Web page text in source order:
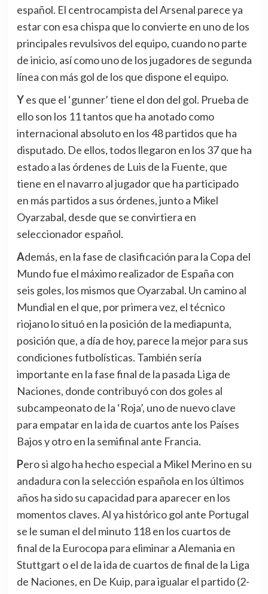
español. El centrocampista del Arsenal parece ya
estar con esa chispa que lo convierte en uno de los
principales revulsivos del equipo, cuando no parte
de inicio, así como uno de los jugadores de segunda
línea con más gol de los que dispone el equipo.
Y es que el ‘gunner’ tiene el don del gol. Prueba de
ello son los 11 tantos que ha anotado como
internacional absoluto en los 48 partidos que ha
disputado. De ellos, todos llegaron en los 37 que ha
estado a las órdenes de Luis de la Fuente, que
tiene en el navarro al jugador que ha participado
en más partidos a sus órdenes, junto a Mikel
Oyarzabal, desde que se convirtiera en
seleccionador español.
Además, en la fase de clasificación para la Copa del
Mundo fue el máximo realizador de España con
seis goles, los mismos que Oyarzabal. Un camino al
Mundial en el que, por primera vez, el técnico
riojano lo situó en la posición de la mediapunta,
posición que, a día de hoy, parece la mejor para sus
condiciones futbolísticas. También sería
importante en la fase final de la pasada Liga de
Naciones, donde contribuyó con dos goles al
subcampeonato de la ‘Roja’, uno de nuevo clave
para empatar en la ida de cuartos ante los Países
Bajos y otro en la semifinal ante Francia.
Pero si algo ha hecho especial a Mikel Merino en su
andadura con la selección española en los últimos
años ha sido su capacidad para aparecer en los
momentos claves. Al ya histórico gol ante Portugal
se le suman el del minuto 118 en los cuartos de
final de la Eurocopa para eliminar a Alemania en
Stuttgart o el de la ida de cuartos de final de la Liga
de Naciones, en De Kuip, para igualar el partido (2-